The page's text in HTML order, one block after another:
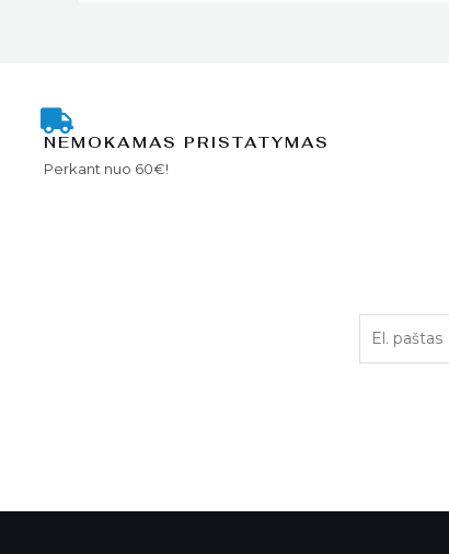
NEMOKAMAS PRISTATYMAS
Perkant nuo 60€!
s